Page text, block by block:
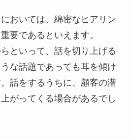
おいては、綿密なヒアリン
要であるといえます。
といって、話を切り上げる
な話題であっても耳を傾け
話をするうちに、顧客の潜
がってくる場合があるでし